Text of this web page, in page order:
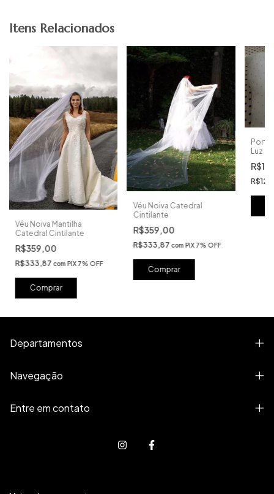
Itens Relacionados
Véu Noiva Mantilha
Catedral Cintilante
R$359,00
R$333,87 com PIX 7% OFF
Comprar
Véu Noiva Catedral
Cintilante
R$359,00
R$333,87 com PIX 7% OFF
Porta
Luz
Departamentos
Navegação
Entre em contato